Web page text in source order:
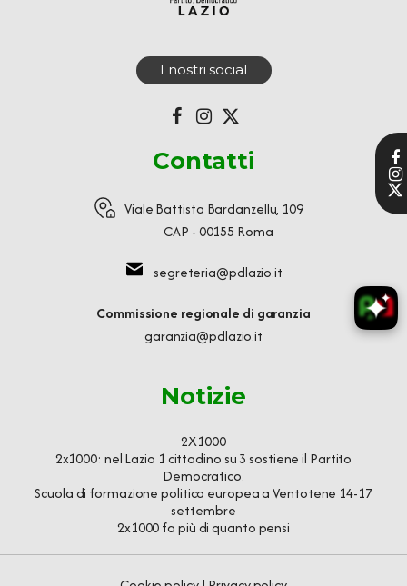
I nostri social
Contatti
Viale Battista Bardanzellu, 109
CAP - 00155 Roma
segreteria@pdlazio.it
Commissione regionale di garanzia
garanzia@pdlazio.it
Notizie
2X1000
2x1000: nel Lazio 1 cittadino su 3 sostiene il Partito
Democratico.
Scuola di formazione politica europea a Ventotene 14-17
settembre
2x1000 fa più di quanto pensi